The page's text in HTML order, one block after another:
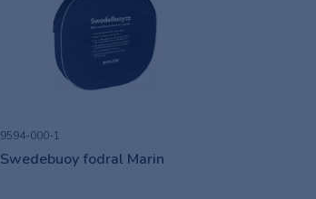
9594-000-1
Swedebuoy fodral Marin